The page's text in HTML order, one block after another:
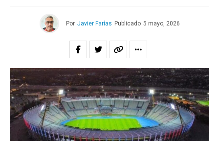
Por Javier Farías Publicado 5 mayo, 2026